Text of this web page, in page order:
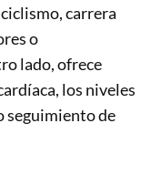
carrera
o
lado, ofrece
los niveles
seguimiento de